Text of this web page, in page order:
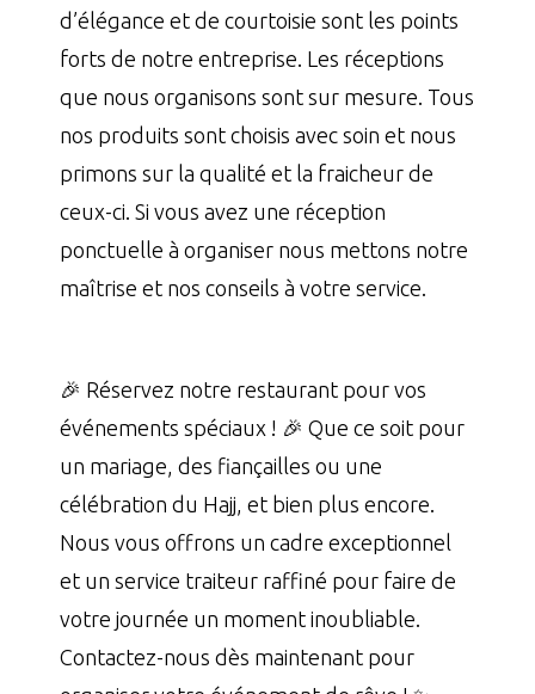
d’élégance et de courtoisie sont les points
forts de notre entreprise. Les réceptions
que nous organisons sont sur mesure. Tous
nos produits sont choisis avec soin et nous
primons sur la qualité et la fraicheur de
ceux-ci. Si vous avez une réception
ponctuelle à organiser nous mettons notre
maîtrise et nos conseils à votre service.
🎉 Réservez notre restaurant pour vos
événements spéciaux ! 🎉 Que ce soit pour
un mariage, des fiançailles ou une
célébration du Hajj, et bien plus encore.
Nous vous offrons un cadre exceptionnel
et un service traiteur raffiné pour faire de
votre journée un moment inoubliable.
Contactez-nous dès maintenant pour